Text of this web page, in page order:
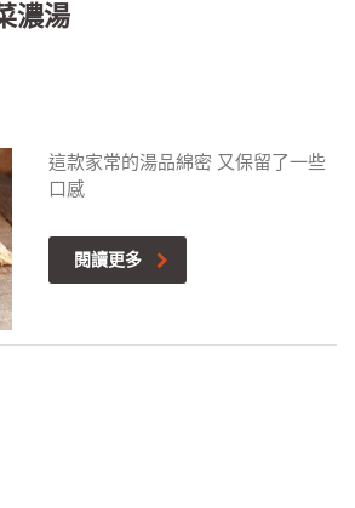
濃湯
這款家常的湯品綿密 又保留了一些
口感
閱讀更多